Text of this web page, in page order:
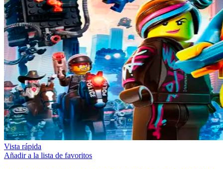
Vista rápida
Añadir a la lista de favoritos